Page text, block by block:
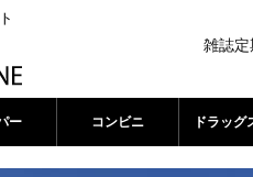
雑誌定
ー コンビニ ドラッグ